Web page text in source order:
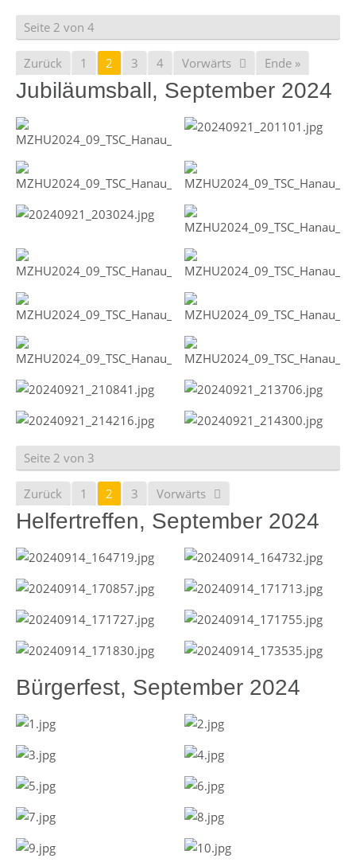
Seite 2 von 4
Zurück 1 2 3 4 Vorwärts Ende »
Jubiläumsball, September 2024
Seite 2 von 3
Zurück 1 2 3 Vorwärts
Helfertreffen, September 2024
Bürgerfest, September 2024